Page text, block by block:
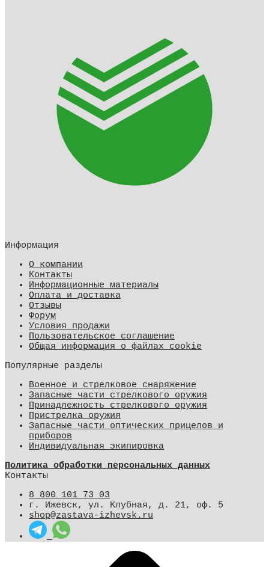
Информация
О компании
Контакты
Информационные материалы
Оплата и доставка
Отзывы
Форум
Условия продажи
Пользовательское соглашение
Общая информация о файлах cookie
Популярные разделы
Военное и стрелковое снаряжение
Запасные части стрелкового оружия
Принадлежность стрелкового оружия
Пристрелка оружия
Запасные части оптических прицелов и
приборов
Индивидуальная экипировка
Политика обработки персональных данных
Контакты
8 800 101 73 03
г. Ижевск, ул. Клубная, д. 21, оф. 5
shop@zastava-izhevsk.ru